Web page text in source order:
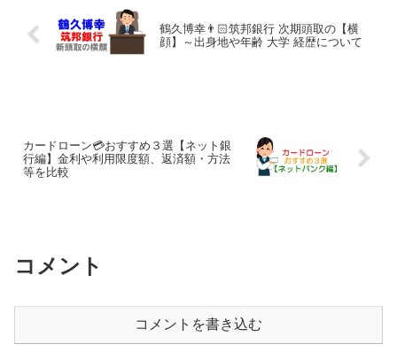
鶴久博幸👨🏻筑邦銀行 次期頭取の【横
顔】～出身地や年齢 大学 経歴について
カードローン💳おすすめ３選【ネット銀
行編】金利や利用限度額、返済額・方法
等を比較
コメント
コメントを書き込む